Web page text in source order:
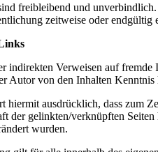
freibleibend und
zeitweise oder endgültig
indirekten Verweisen auf
Autor von den Inhalten
hiermit ausdrücklich, dass zum
der gelinkten/verknüpften
wurden.